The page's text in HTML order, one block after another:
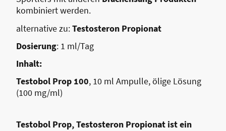
kombiniert werden.
alternative zu:Testosteron Propionat
Dosierung: 1 ml/Tag
Inhalt:
Testobol Prop 100, 10 ml Ampulle, ölige Lösung
(100 mg/ml)
Testobol Prop, Testosteron Propionat ist ein